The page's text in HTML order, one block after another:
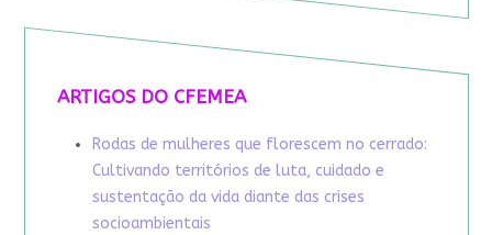
ARTIGOS DO CFEMEA
Rodas de mulheres que florescem no cerrado:
Cultivando territórios de luta, cuidado e
sustentação da vida diante das crises
socioambientais